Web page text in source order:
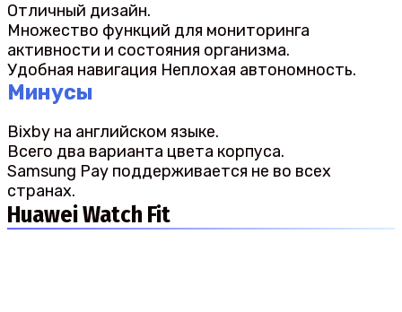
Отличный дизайн.
Множество функций для мониторинга
активности и состояния организма.
Удобная навигация Неплохая автономность.
Минусы
Bixby на английском языке.
Всего два варианта цвета корпуса.
Samsung Pay поддерживается не во всех
странах.
Huawei Watch Fit